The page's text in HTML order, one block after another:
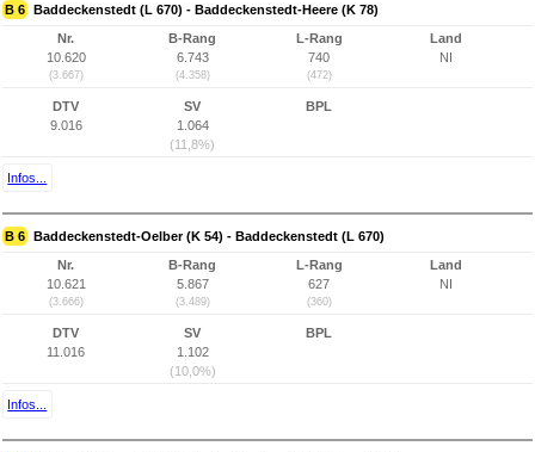
B 6 Baddeckenstedt (L 670) - Baddeckenstedt-Heere (K 78)
Nr.
10.620
(3.667)
B-Rang
6.743
(4.358)
L-Rang
740
(472)
Land
NI
DTV
9.016
SV
1.064
(11,8%)
BPL
Infos...
B 6 Baddeckenstedt-Oelber (K 54) - Baddeckenstedt (L 670)
Nr.
10.621
(3.666)
B-Rang
5.867
(3.489)
L-Rang
627
(360)
Land
NI
DTV
11.016
SV
1.102
(10,0%)
BPL
Infos...